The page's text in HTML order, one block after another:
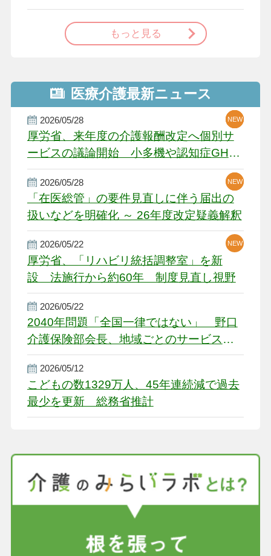
もっと見る
医療介護最新ニュース
2026/05/28
厚労省、来年度の介護報酬改定へ個別サ
ービスの議論開始 小多機や認知症GH、
厳しい経営環境に危機感
NEW
NEW
NEW
2026/05/28
「在医総管」の要件見直しに伴う届出の
扱いなどを明確化 ～ 26年度改定疑義解釈
NEW
NEW
2026/05/22
厚労省、「リハビリ統括調整室」を新
設 法施行から約60年 制度見直し視野
NEW
2026/05/22
2040年問題「全国一律ではない」 野口
介護保険部会長、地域ごとのサービス基
盤整備を促す
2026/05/12
こどもの数1329万人、45年連続減で過去
最少を更新 総務省推計